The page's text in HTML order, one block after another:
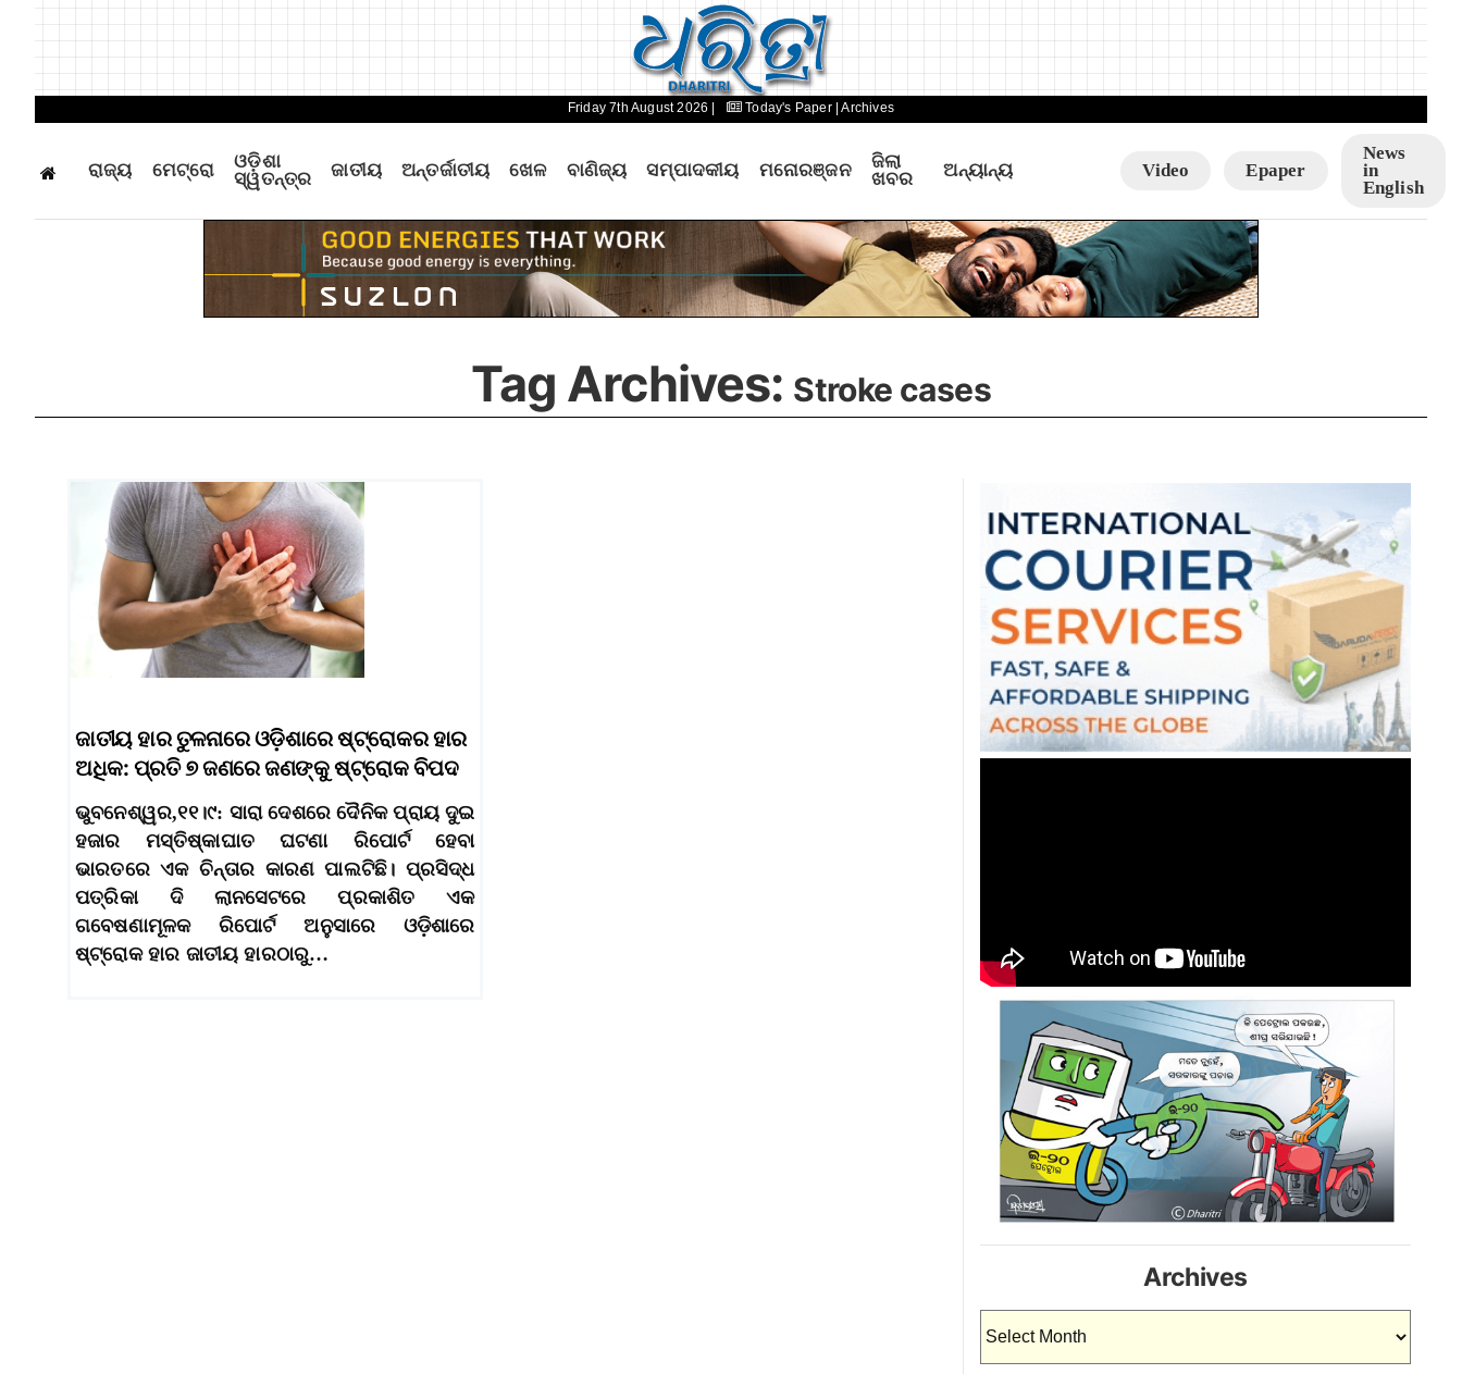
Friday 7th August 2026 | Today's Paper | Archives
ରାଜ୍ୟ ମେଟ୍ରୋ
ଓଡ଼ିଶା
ସ୍ୱତନ୍ତ୍ର
ଜାତୀୟ ଅନ୍ତର୍ଜାତୀୟ ଖେଳ ବାଣିଜ୍ୟ ସମ୍ପାଦକୀୟ ମନୋରଞ୍ଜନ
ଜିଲା
ଖବର
ଅନ୍ୟାନ୍ୟ Video Epaper
News
in
English
Tag Archives: Stroke cases
ଜାତୀୟ ହାର ତୁଳନାରେ ଓଡ଼ିଶାରେ ଷ୍ଟ୍ରୋକର ହାର
ଅଧିକ: ପ୍ରତି ୭ ଜଣରେ ଜଣଙ୍କୁ ଷ୍ଟ୍ରୋକ ବିପଦ
ଭୁବନେଶ୍ୱର,୧୧।୯: ସାରା ଦେଶରେ ଦୈନିକ ପ୍ରାୟ ଦୁଇ
ହଜାର ମସ୍ତିଷ୍କାଘାତ ଘଟଣା ରିପୋର୍ଟ ହେବା
ଭାରତରେ ଏକ ଚିନ୍ତାର କାରଣ ପାଲଟିଛି। ପ୍ରସିଦ୍ଧ
ପତ୍ରିକା ଦି ଲାନସେଟରେ ପ୍ରକାଶିତ ଏକ
ଗବେଷଣାମୂଳକ ରିପୋର୍ଟ ଅନୁସାରେ ଓଡ଼ିଶାରେ
ଷ୍ଟ୍ରୋକ ହାର ଜାତୀୟ ହାରଠାରୁ…
Archives
Archives